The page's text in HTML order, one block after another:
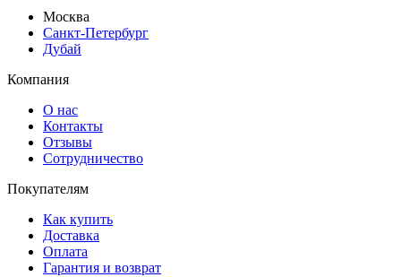
Москва
Санкт-Петербург
Дубай
Компания
О нас
Контакты
Отзывы
Сотрудничество
Покупателям
Как купить
Доставка
Оплата
Гарантия и возврат